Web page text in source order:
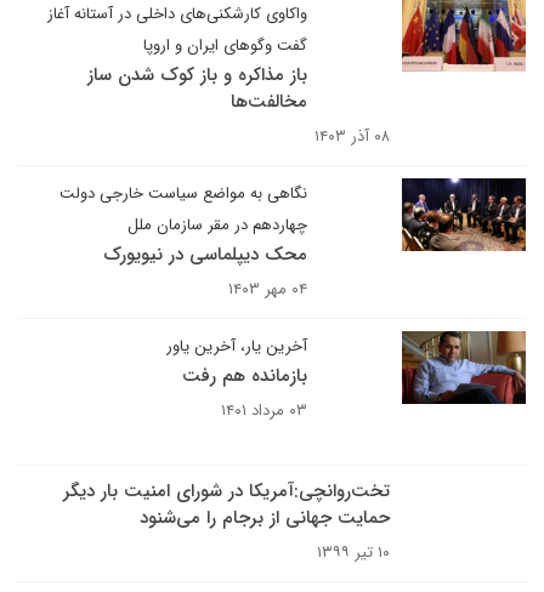
واکاوی کارشکنی‌های داخلی در آستانه آغاز
گفت وگوهای ایران و اروپا
باز مذاکره و باز کوک شدن ساز
مخالفت‌ها
۰۸ آذر ۱۴۰۳
نگاهی به مواضع سیاست خارجی دولت
چهاردهم در مقر سازمان ملل
محک دیپلماسی در نیویورک
۰۴ مهر ۱۴۰۳
آخرین یار، آخرین یاور
بازمانده هم رفت
۰۳ مرداد ۱۴۰۱
تخت‌روانچی:آمریکا در شورای امنیت بار دیگر
حمایت جهانی از برجام را می‌شنود
۱۰ تیر ۱۳۹۹